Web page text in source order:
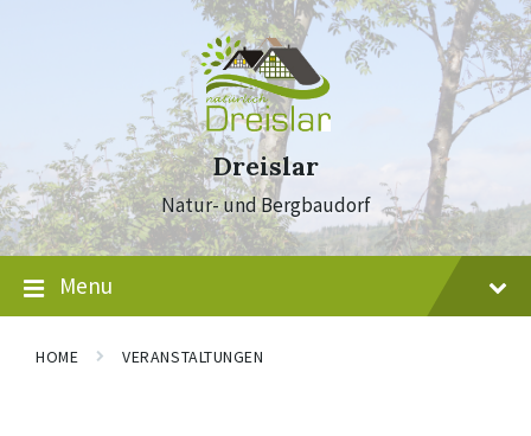
Dreislar
Natur- und Bergbaudorf
Menu
HOME VERANSTALTUNGEN